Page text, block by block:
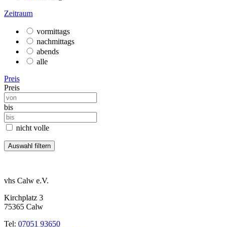
Zeitraum
vormittags
nachmittags
abends
alle
Preis
Preis
bis
nicht volle
vhs Calw e.V.
Kirchplatz 3
75365 Calw
Tel: 07051 93650